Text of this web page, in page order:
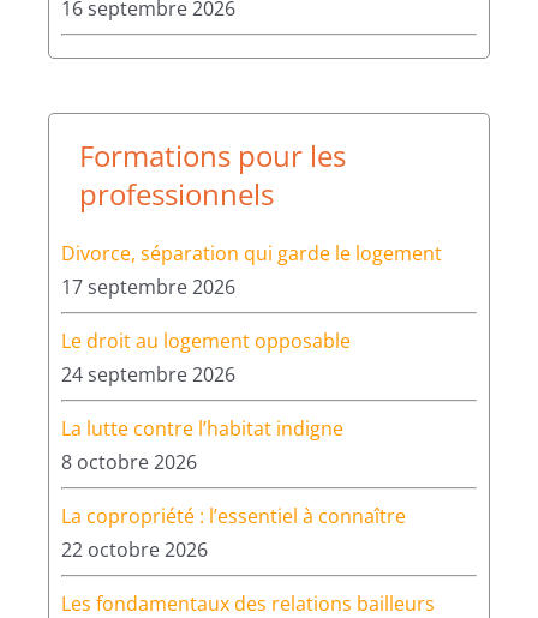
16 septembre 2026
Formations pour les
professionnels
Divorce, séparation qui garde le logement
17 septembre 2026
Le droit au logement opposable
24 septembre 2026
La lutte contre l’habitat indigne
8 octobre 2026
La copropriété : l’essentiel à connaître
22 octobre 2026
Les fondamentaux des relations bailleurs